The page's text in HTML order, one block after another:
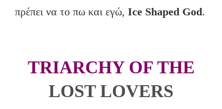
πρέπει να το πω και εγώ, Ice Shaped God.
TRIARCHY OF THE
LOST LOVERS